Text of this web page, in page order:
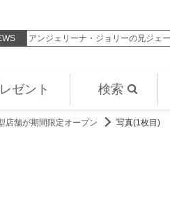
アンジェリーナ・ジョリーの兄ジェ
ゼント 検索
店舗が期間限定オープン 写真(1枚目)